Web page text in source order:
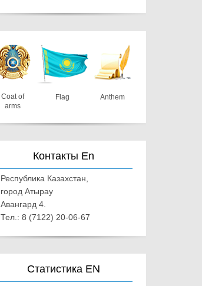
Coat of
arms
Flag Anthem
Контакты En
Республика Казахстан,
город Атырау
Авангард 4.
Тел.: 8 (7122) 20-06-67
Статистика EN